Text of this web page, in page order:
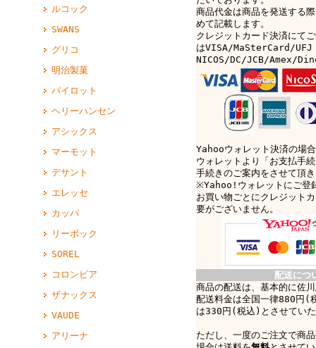
ルコック
SWANS
グリコ
明治製菓
パイロット
ヘリーハンセン
アシックス
マーモット
デサント
エレッセ
カッパ
リーボック
SOREL
コロンビア
ザナックス
VAUDE
アリーナ
商品代金は商品を発送する
めて記載します。
クレジットカード決済にて
はVISA/MaSterCard/UFJ
NICOS/DC/JCB/Amex/
Yahooウォレット決済の場
ウォレットより「お支払手
手続きのご案内をさせて頂
※Yahoo!ウォレットにご登
お買い物ごとにクレジット
要がございません。
配送につ
商品の配送は、基本的に佐
配送料金は全国一律880円(
は330円(税込)とさせてい
ただし、一度のご注文で商